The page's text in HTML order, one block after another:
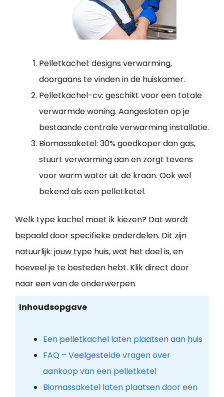
Pelletkachel: designs verwarming,
doorgaans te vinden in de huiskamer.
Pelletkachel-cv: geschikt voor een totale
verwarmde woning. Aangesloten op je
bestaande centrale verwarming installatie.
Biomassaketel: 30% goedkoper dan gas,
stuurt verwarming aan en zorgt tevens
voor warm water uit de kraan. Ook wel
bekend als een pelletketel.
Welk type kachel moet ik kiezen? Dat wordt
bepaald door specifieke onderdelen. Dit zijn
natuurlijk: jouw type huis, wat het doel is, en
hoeveel je te besteden hebt. Klik direct door
naar een van de onderwerpen.
Inhoudsopgave
Een pelletkachel laten plaatsen aan huis
FAQ – Veelgestelde vragen over
aankoop van een pelletketel
Biomassaketel laten plaatsen door een